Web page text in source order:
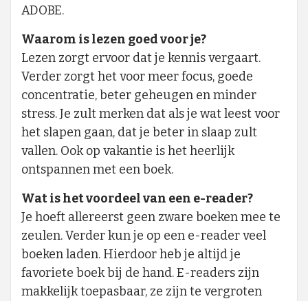
ADOBE.
Waarom is lezen goed voor je?
Lezen zorgt ervoor dat je kennis vergaart.
Verder zorgt het voor meer focus, goede
concentratie, beter geheugen en minder
stress. Je zult merken dat als je wat leest voor
het slapen gaan, dat je beter in slaap zult
vallen. Ook op vakantie is het heerlijk
ontspannen met een boek.
Wat is het voordeel van een e-reader?
Je hoeft allereerst geen zware boeken mee te
zeulen. Verder kun je op een e-reader veel
boeken laden. Hierdoor heb je altijd je
favoriete boek bij de hand. E-readers zijn
makkelijk toepasbaar, ze zijn te vergroten